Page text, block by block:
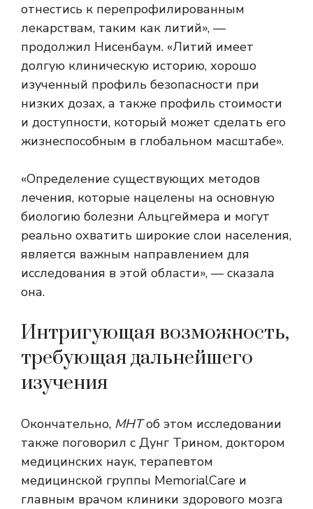
отнестись к перепрофилированным
лекарствам, таким как литий», —
продолжил Нисенбаум. «Литий имеет
долгую клиническую историю, хорошо
изученный профиль безопасности при
низких дозах, а также профиль стоимости
и доступности, который может сделать его
жизнеспособным в глобальном масштабе».
«Определение существующих методов
лечения, которые нацелены на основную
биологию болезни Альцгеймера и могут
реально охватить широкие слои населения,
является важным направлением для
исследования в этой области», — сказала
она.
Интригующая возможность,
требующая дальнейшего
изучения
Окончательно, МНТоб этом исследовании
также поговорил с Дунг Трином, доктором
медицинских наук, терапевтом
медицинской группы MemorialCare и
главным врачом клиники здорового мозга